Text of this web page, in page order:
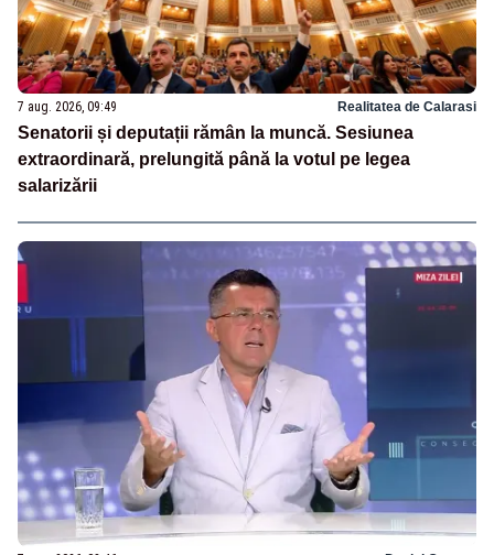
7 aug. 2026, 09:49 Realitatea de Calarasi
Senatorii și deputații rămân la muncă. Sesiunea
extraordinară, prelungită până la votul pe legea
salarizării